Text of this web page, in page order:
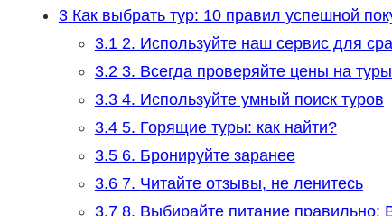
3Как выбрать тур: 10 правил успешной
3.12. Используйте наш сервис для
3.23. Всегда проверяйте цены на
3.34. Используйте умный поиск туров
3.45. Горящие туры: как найти?
3.56. Бронируйте заранее
3.67. Читайте отзывы, не ленитесь
3.78. Выбирайте питание правильно: